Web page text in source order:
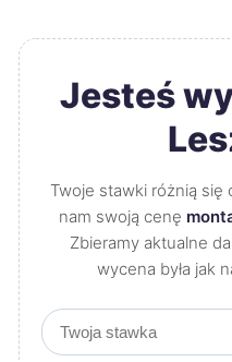
Jesteś
Twoje stawki różnią się
nam swoją cenę
Zbieramy aktualne
wycena była jak